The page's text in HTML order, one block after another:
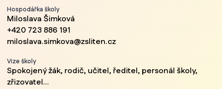
Hospodářka školy
Miloslava Šimková
+420 723 886 191
miloslava.simkova@zsliten.cz
Vize školy
Spokojený žák, rodič, učitel, ředitel, personál školy,
zřizovatel...